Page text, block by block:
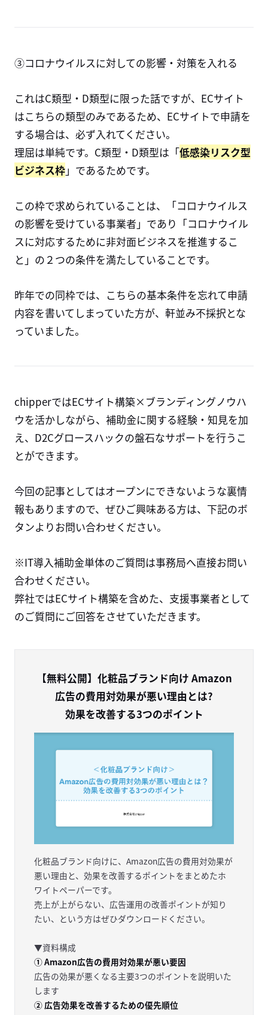
③コロナウイルスに対しての影響・対策を入れる
これはC類型・D類型に限った話ですが、ECサイト
はこちらの類型のみであるため、ECサイトで申請を
する場合は、必ず入れてください。
理屈は単純です。C類型・D類型は「低感染リスク型
ビジネス枠」であるためです。
この枠で求められていることは、「コロナウイルス
の影響を受けている事業者」であり「コロナウイル
スに対応するために非対面ビジネスを推進するこ
と」の２つの条件を満たしていることです。
昨年での同枠では、こちらの基本条件を忘れて申請
内容を書いてしまっていた方が、軒並み不採択とな
っていました。
chipperではECサイト構築×ブランディングノウハ
ウを活かしながら、補助金に関する経験・知見を加
え、D2Cグロースハックの盤石なサポートを行うこ
とができます。
今回の記事としてはオープンにできないような裏情
報もありますので、ぜひご興味ある方は、下記のボ
タンよりお問い合わせください。
※IT導入補助金単体のご質問は事務局へ直接お問い
合わせください。
弊社ではECサイト構築を含めた、支援事業者として
のご質問にご回答をさせていただきます。
【無料公開】化粧品ブランド向け Amazon
広告の費用対効果が悪い理由とは?
効果を改善する3つのポイント
化粧品ブランド向けに、Amazon広告の費用対効果が
悪い理由と、効果を改善するポイントをまとめたホ
ワイトペーパーです。
売上が上がらない、広告運用の改善ポイントが知り
たい、という方はぜひダウンロードください。
▼資料構成
① Amazon広告の費用対効果が悪い要因
広告の効果が悪くなる主要3つのポイントを説明いた
します
② 広告効果を改善するための優先順位